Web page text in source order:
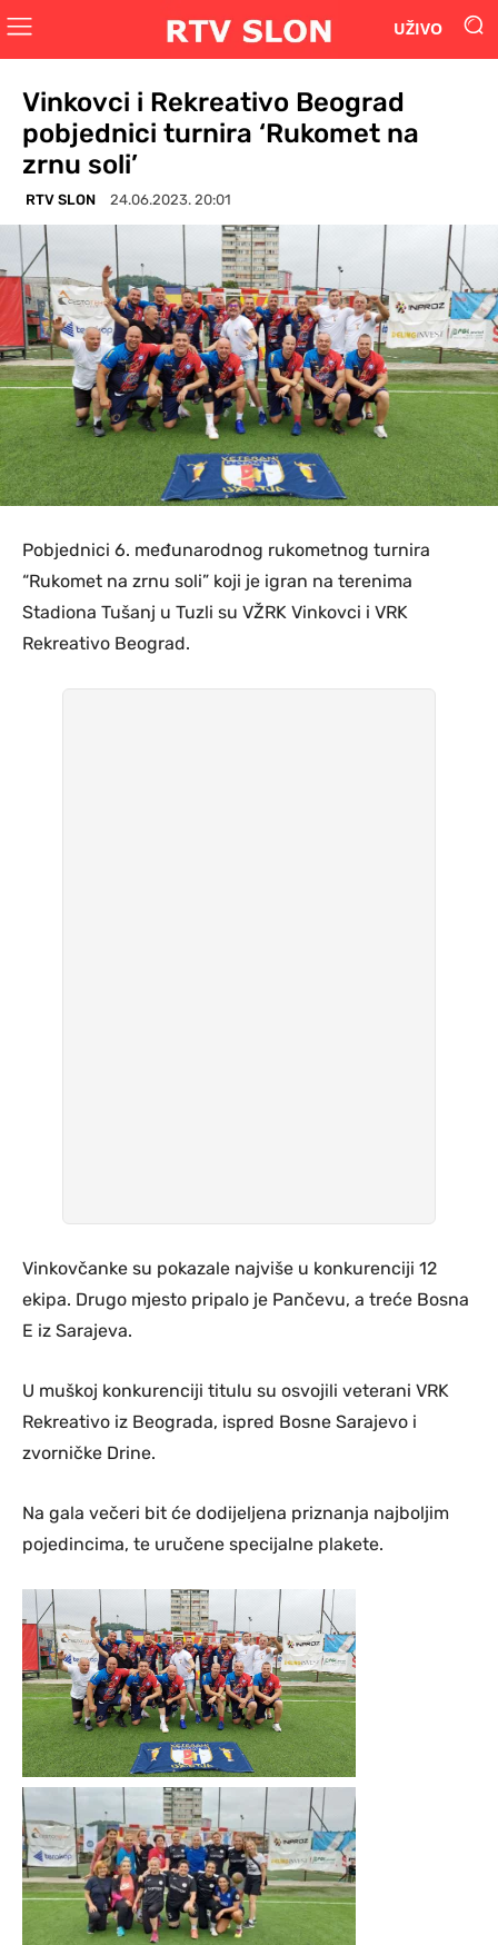
UŽIVO
Vinkovci i Rekreativo Beograd
pobjednici turnira ‘Rukomet na
zrnu soli’
RTV SLON 24.06.2023. 20:01
Pobjednici 6. međunarodnog rukometnog turnira
“Rukomet na zrnu soli” koji je igran na terenima
Stadiona Tušanj u Tuzli su VŽRK Vinkovci i VRK
Rekreativo Beograd.
Vinkovčanke su pokazale najviše u konkurenciji 12
ekipa. Drugo mjesto pripalo je Pančevu, a treće Bosna
E iz Sarajeva.
U muškoj konkurenciji titulu su osvojili veterani VRK
Rekreativo iz Beograda, ispred Bosne Sarajevo i
zvorničke Drine.
Na gala večeri bit će dodijeljena priznanja najboljim
pojedincima, te uručene specijalne plakete.